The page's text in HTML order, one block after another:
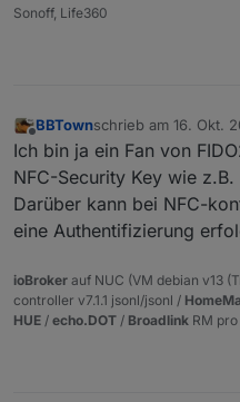
Sonoff, Life360
Offline
BBTownschrieb am 16. Okt.
zuletzt editiert von
Ich bin ja ein Fan von
NFC-Security Key wie z.B.
Darüber kann bei NFC-
eine Authentifizierung
ioBroker auf NUC (VM debian v13
controller v7.1.1 jsonl/jsonl /
HUE / echo.DOT / Broadlink RM